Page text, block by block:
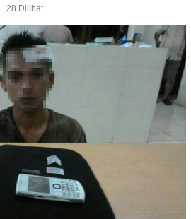
28 Dilihat